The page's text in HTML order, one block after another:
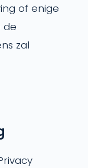
of enige
de
zal